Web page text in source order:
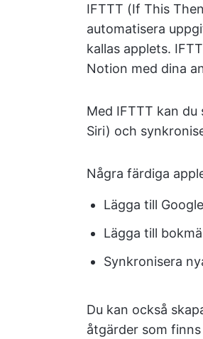
IFTTT (If This
automatisera
kallas applets.
Notion med dina
Med IFTTT kan
Siri) och
Några färdiga
Lägga till
Lägga till
Synkronisera
Du kan också
åtgärder som